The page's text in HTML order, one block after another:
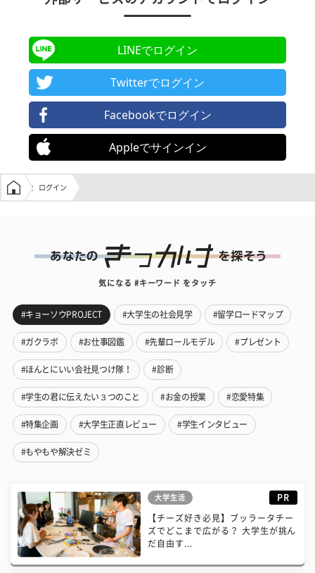
LINEでログイン
Twitterでログイン
Facebookでログイン
Appleでサインイン
学生の窓口トップ
ログイン
気になる #キーワード をタッチ
#キョーソウPROJECT #大学生の社会見学 #留学ロードマップ
#ガクラボ #お仕事図鑑 #先輩ロールモデル #プレゼント
#ほんとにいい会社見つけ隊！ #診断
#学生の君に伝えたい３つのこと #お金の授業 #恋愛特集
#特集企画 #大学生正直レビュー #学生インタビュー
#もやもや解決ゼミ
大学生活 PR
【チーズ好き必見】ブッラータチー
ズでどこまで広がる？ 大学生が挑ん
だ自由す...